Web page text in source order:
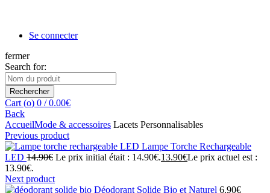
Se connecter
fermer
Search for:
Rechercher
Cart (o) 0 / 0.00€
Back
AccueilMode & accessoires Lacets Personnalisables
Previous product
Lampe Torche Rechargeable
LED 14.90€ Le prix initial était : 14.90€.13.90€Le prix actuel est :
13.90€.
Next product
Déodorant Solide Bio et Naturel 6.90€